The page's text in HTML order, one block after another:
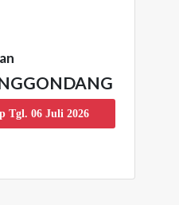
Tgl. 06 Juli 2026